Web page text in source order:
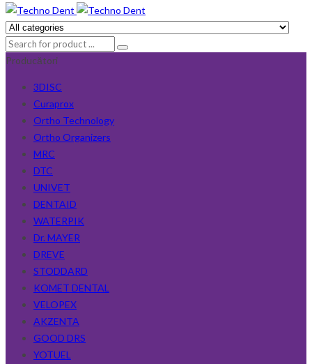
Producători
3DISC
Curaprox
Ortho Technology
Ortho Organizers
MRC
DTC
UNIVET
DENTAID
WATERPIK
Dr. MAYER
DREVE
STODDARD
KOMET DENTAL
VELOPEX
AKZENTA
GOOD DRS
YOTUEL